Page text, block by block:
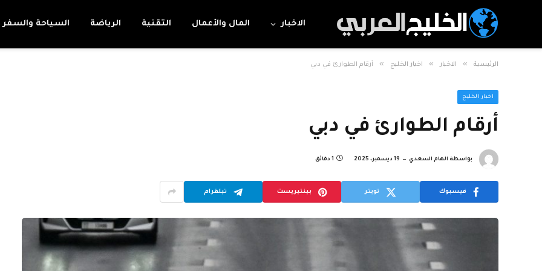
الاخبار المال والأعمال التقنية الرياضة السياحة والسفر
الرئيسية » الاخبار » اخبار الخليج » أرقام الطوارئ في دبي
اخبار الخليج
أرقام الطوارئ في دبي
بواسطة الهام السعدي 19 ديسمبر، 2025 1 دقائق
فيسبوك تويتر بينتيريست تيلقرام